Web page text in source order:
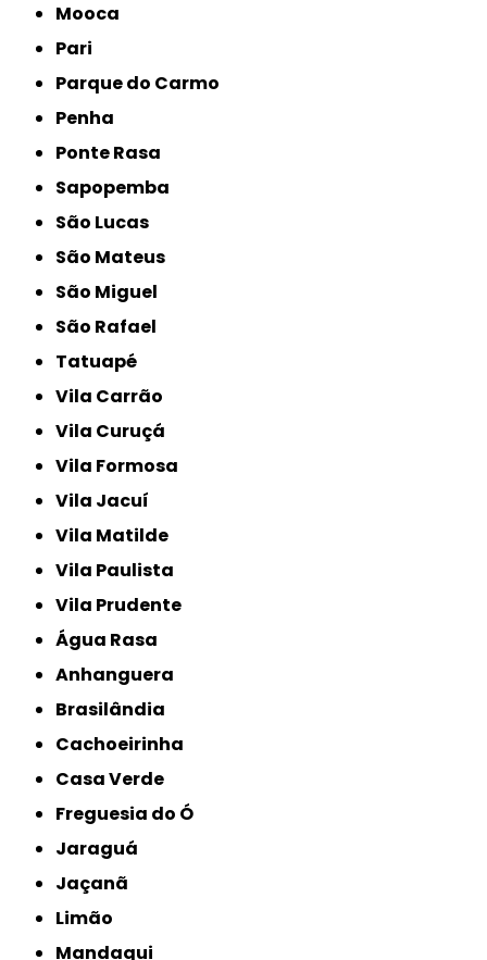
Mooca
Pari
Parque do Carmo
Penha
Ponte Rasa
Sapopemba
São Lucas
São Mateus
São Miguel
São Rafael
Tatuapé
Vila Carrão
Vila Curuçá
Vila Formosa
Vila Jacuí
Vila Matilde
Vila Paulista
Vila Prudente
Água Rasa
Anhanguera
Brasilândia
Cachoeirinha
Casa Verde
Freguesia do Ó
Jaraguá
Jaçanã
Limão
Mandaqui